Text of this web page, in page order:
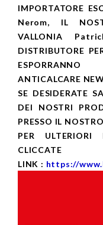
IMPORTATORE
Nerom, IL
VALLONIA
DISTRIBUTORE
ANTICALCARE
SE DESIDERATE
DEI NOSTRI
PRESSO IL
PER ULTERIORI
LINK : https://